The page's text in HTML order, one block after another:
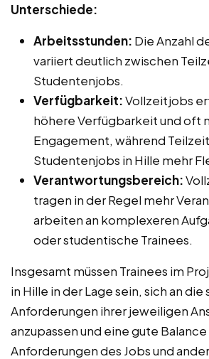
Unterschiede:
Arbeitsstunden: Die Anzahl
variiert deutlich zwischen
Studentenjobs.
Verfügbarkeit:Vollzeitjobs
höhere Verfügbarkeit und oft
Engagement, während
Studentenjobs in Hille mehr
Verantwortungsbereich:
tragen in der Regel mehr
arbeiten an komplexeren
oder studentische Trainees.
Insgesamt müssen Trainees im
in Hille in der Lage sein, sich an
Anforderungen ihrer jeweiligen
anzupassen und eine gute
Anforderungen des Jobs und